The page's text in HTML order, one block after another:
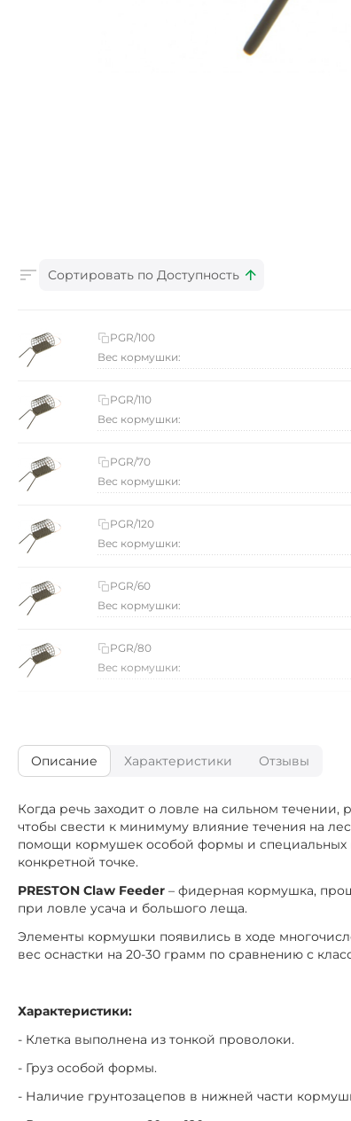
Сортировать по Доступность
PGR/100
Вес кормушки:
PGR/110
Вес кормушки:
PGR/70
Вес кормушки:
PGR/120
Вес кормушки:
PGR/60
Вес кормушки:
PGR/80
Вес кормушки:
Описание Характеристики Отзывы
Когда речь заходит о ловле на сильном
чтобы свести к минимуму влияние течения на
помощи кормушек особой формы и специальных
конкретной точке.
PRESTON Claw Feeder – фидерная кормушка,
при ловле усача и большого леща.
Элементы кормушки появились в ходе
вес оснастки на 20-30 грамм по сравнению с
Характеристики:
- Клетка выполнена из тонкой проволоки.
- Груз особой формы.
- Наличие грунтозацепов в нижней части